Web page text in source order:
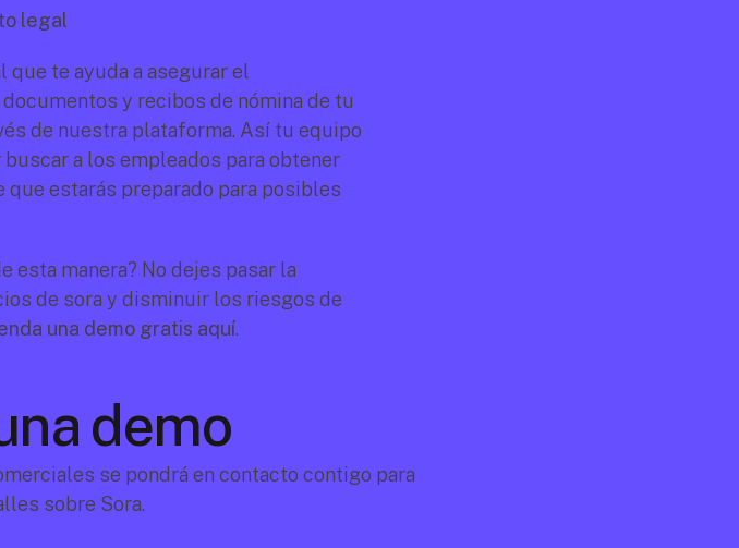
legal
te ayuda a asegurar el
y recibos de nómina de tu
de nuestra plataforma. Así tu equipo
a los empleados para obtener
estarás preparado para posibles
esta manera? No dejes pasar la
de sora y disminuir los riesgos de
una demo gratis aquí.
demo
se pondrá en contacto contigo para
sobre Sora.